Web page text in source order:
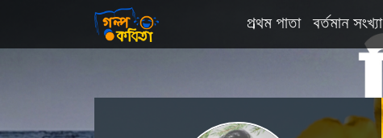
প্রথম পাতা বর্তমান সংখ্যা